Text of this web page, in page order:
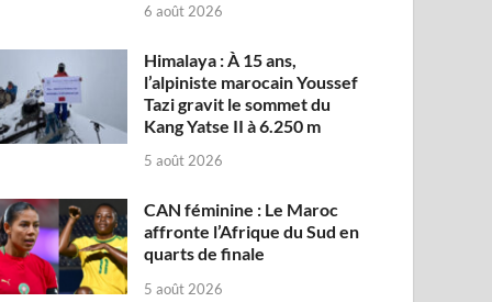
6 août 2026
Himalaya : À 15 ans,
l’alpiniste marocain Youssef
Tazi gravit le sommet du
Kang Yatse II à 6.250 m
5 août 2026
CAN féminine : Le Maroc
affronte l’Afrique du Sud en
quarts de finale
5 août 2026